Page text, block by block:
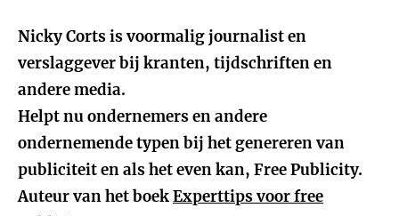
Nicky Corts is voormalig journalist en
verslaggever bij kranten, tijdschriften en
andere media.
Helpt nu ondernemers en andere
ondernemende typen bij het genereren van
publiciteit en als het even kan, Free Publicity.
Auteur van het boekExperttips voor free